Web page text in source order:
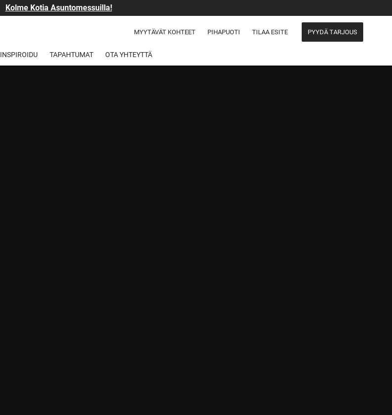
Kolme Kotia Asuntomessuilla!
MYYTÄVÄT KOHTEET PIHAPUOTI TILAA ESITE PYYDÄ TARJOUS
INSPIROIDU TAPAHTUMAT OTA YHTEYTTÄ